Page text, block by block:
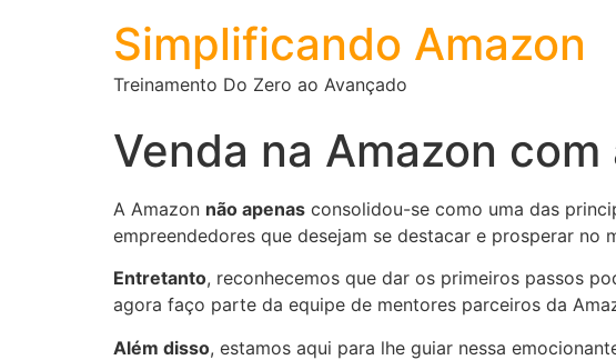
Simplificando Amazon
Treinamento Do Zero ao Avançado
Venda na Amazon
A Amazon não apenas consolidou-se como uma das
empreendedores que desejam se destacar e prosperar no
Entretanto, reconhecemos que dar os primeiros passos
agora faço parte da equipe de mentores parceiros da
Além disso, estamos aqui para lhe guiar nessa